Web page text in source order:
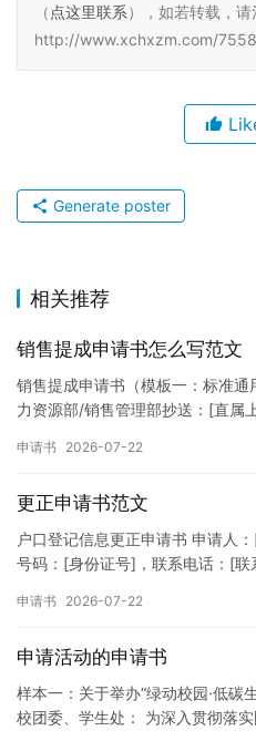
（ 点这里联系），如若转载，请
http://www.xchxzm.com/
Generate poster
相关推荐
销售提成申请书怎么写范文
销售提成申请书（模板一：标准
力资源部/销售管理部抄送：[直属
申请书 2026-07-22
更正申请书范文
户口登记信息更正申请书 申请人
号码：[身份证号]，联系电话：[
申请书 2026-07-22
申请活动的申请书
样本一：关于举办“绿动校园·低碳
校团委、学生处： 为深入贯彻落